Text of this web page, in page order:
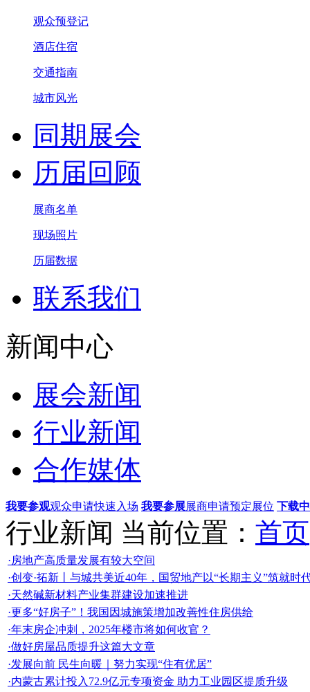
观众预登记
酒店住宿
交通指南
城市风光
同期展会
历届回顾
展商名单
现场照片
历届数据
联系我们
新闻中心
展会新闻
行业新闻
合作媒体
我要参观观众申请快速入场 我要参展展商申请预定展位 下载
行业新闻 当前位置： 首页
·房地产高质量发展有较大空间
·创变·拓新丨与城共美近40年，国贸地产以“长期主义”筑就时
·天然碱新材料产业集群建设加速推进
·更多“好房子”！我国因城施策增加改善性住房供给
·年末房企冲刺，2025年楼市将如何收官？
·做好房屋品质提升这篇大文章
·发展向前 民生向暖｜努力实现“住有优居”
·内蒙古累计投入72.9亿元专项资金 助力工业园区提质升级